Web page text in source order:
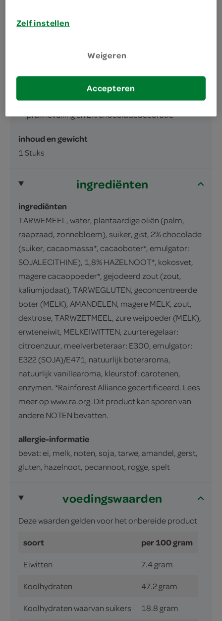
Gerezen bladerdeeg, croissant met 18%
pralinévulling en 2% chocoladedecoratie
inhoud en gewicht
1 Stuks
ingrediënten
ingrediënten
TARWEMEEL, water, plantaardige oliën (palm,
raapzaad, zonnebloem), suiker, gist, 2% chocolade
(suiker, cacaomassa*, cacaoboter*, emulgator:
SOJALECITHINE), 1,8% HAZELNOOT*, kokosvet,
magere cacaopoeder*, gejodeerd zout (zout,
kaliumjodaat), TARWEGLUTEN, geconcentreerde
boter (MELK), AMANDELEN, magere MELK, zout,
dextrose, TARWZETMEEL, zure weipoeder (MELK),
erwteneiwit, MELKEIWITTEN, zuurteregelaar:
citroenzuur, meelverbeteraar: E300, emulgator:
E322 (SOJA)/E471, natuurlijk boteraroma,
natuurlijk vanillearoma, kleurstof: carotenen,
enzymen. *Rainforest Alliance gecertificeerd. Lees
meer op www.ra.org. Dit product kan sporen van
andere NOTEN bevatten.
allergie-informatie
bevat: ei, melk, noten, soja, tarwe, amandel, gerst,
gluten, hazelnoot, pecannoot, rogge, spelt
voedingswaarden
Deze waarden gelden voor het onbereide product
soort per 100 gram
Eiwitten 7.4 gram
Koolhydraten 47.2 gram
Koolhydraten waarvan suikers 18.8 gram
Zelf instellen
Weigeren
Accepteren